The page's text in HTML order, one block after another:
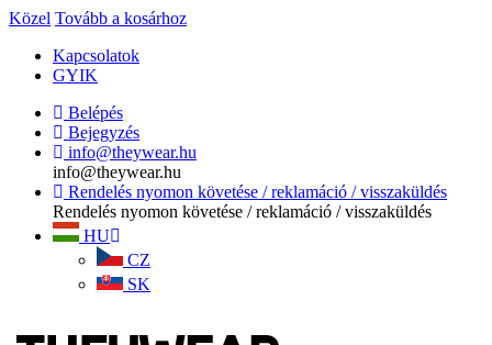
Közel Tovább a kosárhoz
Kapcsolatok
GYIK
Belépés
Bejegyzés
info@theywear.hu
info@theywear.hu
Rendelés nyomon követése / reklamáció / visszaküldés
Rendelés nyomon követése / reklamáció / visszaküldés
HU
CZ
SK